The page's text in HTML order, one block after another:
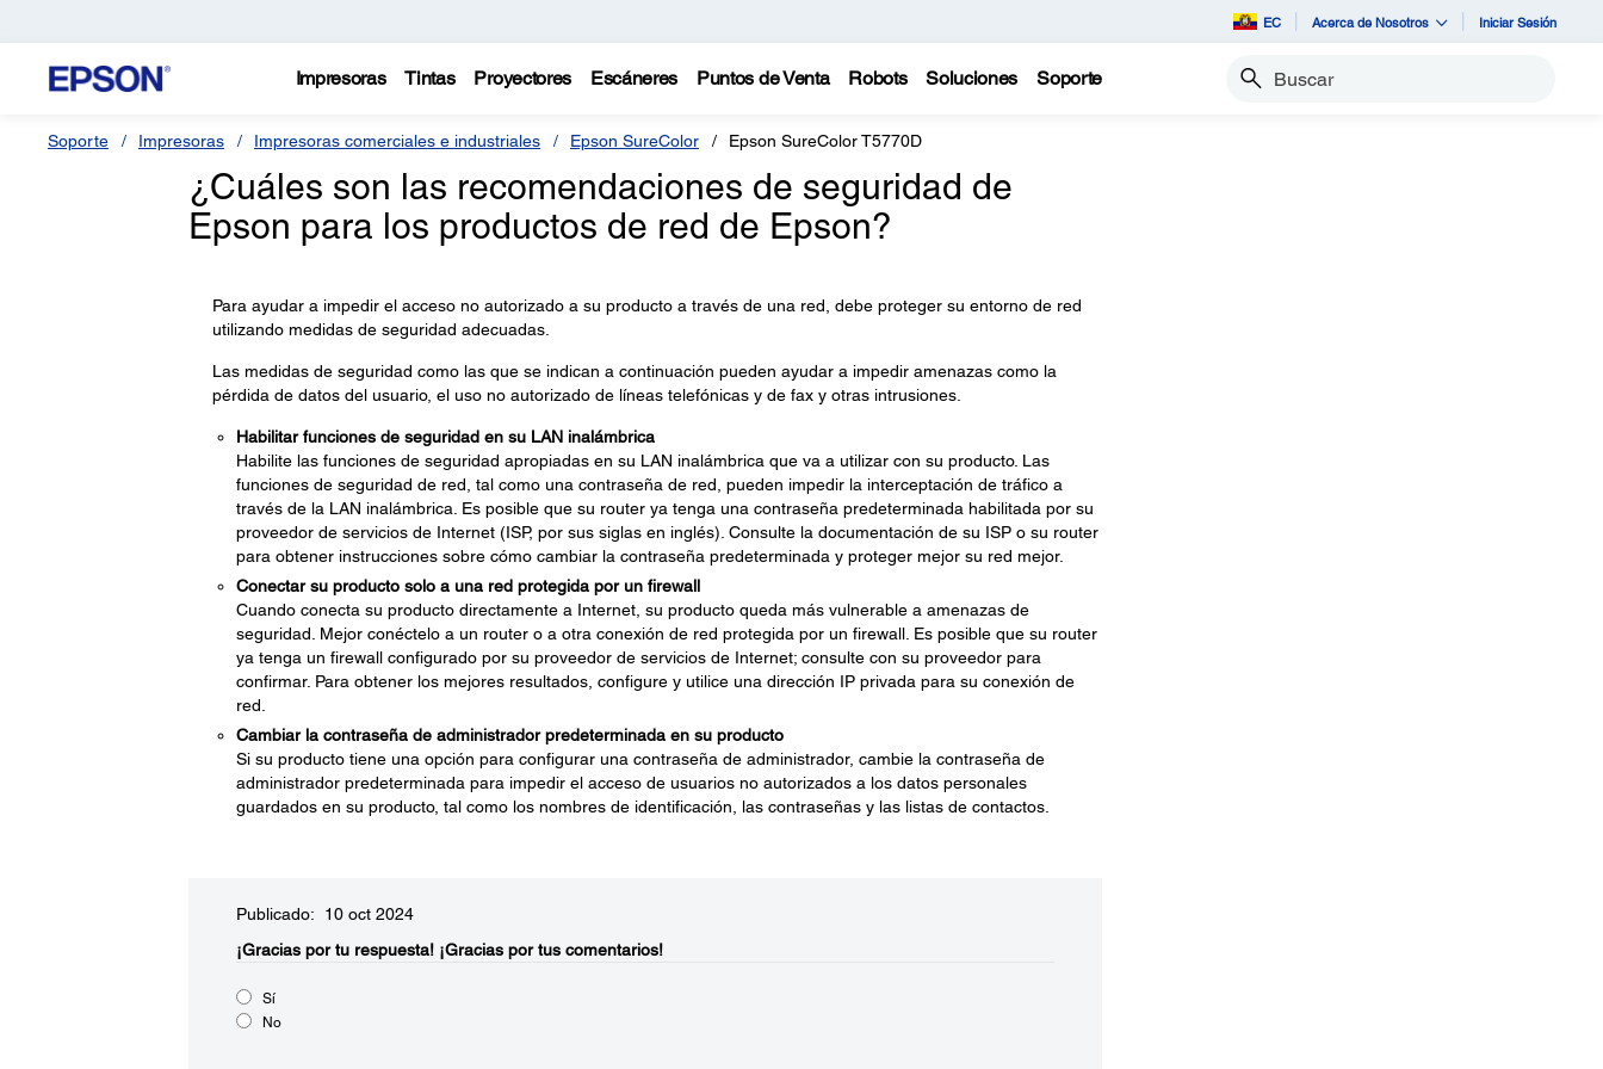
EC Acerca de Nosotros Iniciar Sesión
Impresoras Tintas Proyectores Escáneres Puntos de Venta Robots Soluciones Soporte Buscar
Soporte Impresoras Impresoras comerciales e industriales Epson SureColor Epson SureColor T5770D
¿Cuáles son las recomendaciones de seguridad de
Epson para los productos de red de Epson?
Para ayudar a impedir el acceso no autorizado a su producto a través de una red, debe proteger su entorno de red
utilizando medidas de seguridad adecuadas.
Las medidas de seguridad como las que se indican a continuación pueden ayudar a impedir amenazas como la
pérdida de datos del usuario, el uso no autorizado de líneas telefónicas y de fax y otras intrusiones.
Habilitar funciones de seguridad en su LAN inalámbrica
Habilite las funciones de seguridad apropiadas en su LAN inalámbrica que va a utilizar con su producto. Las
funciones de seguridad de red, tal como una contraseña de red, pueden impedir la interceptación de tráfico a
través de la LAN inalámbrica. Es posible que su router ya tenga una contraseña predeterminada habilitada por su
proveedor de servicios de Internet (ISP, por sus siglas en inglés). Consulte la documentación de su ISP o su router
para obtener instrucciones sobre cómo cambiar la contraseña predeterminada y proteger mejor su red mejor.
Conectar su producto solo a una red protegida por un firewall
Cuando conecta su producto directamente a Internet, su producto queda más vulnerable a amenazas de
seguridad. Mejor conéctelo a un router o a otra conexión de red protegida por un firewall. Es posible que su router
ya tenga un firewall configurado por su proveedor de servicios de Internet; consulte con su proveedor para
confirmar. Para obtener los mejores resultados, configure y utilice una dirección IP privada para su conexión de
red.
Cambiar la contraseña de administrador predeterminada en su producto
Si su producto tiene una opción para configurar una contraseña de administrador, cambie la contraseña de
administrador predeterminada para impedir el acceso de usuarios no autorizados a los datos personales
guardados en su producto, tal como los nombres de identificación, las contraseñas y las listas de contactos.
Publicado: 10 oct 2024
¡Gracias por tu respuesta! ¡Gracias por tus comentarios!
Sí
No